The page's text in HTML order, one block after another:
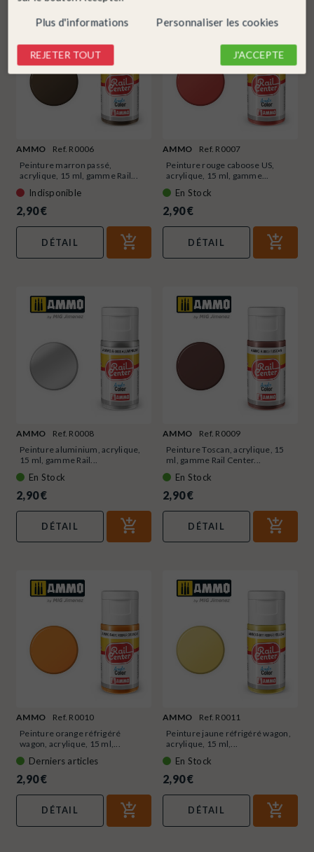
AMMO
Ref. R0006
Peinture marron passé,
acrylique, 15 ml, gamme Rail...
Indisponible
2,90 €
DÉTAIL
AMMO
Ref. R0007
Peinture rouge caboose US,
acrylique, 15 ml, gamme...
En Stock
2,90 €
DÉTAIL
AMMO
Ref. R0008
Peinture aluminium, acrylique,
15 ml, gamme Rail...
En Stock
2,90 €
DÉTAIL
AMMO
Ref. R0009
Peinture Toscan, acrylique, 15
ml, gamme Rail Center...
En Stock
2,90 €
DÉTAIL
AMMO
Ref. R0010
Peinture orange réfrigéré
wagon, acrylique, 15 ml,...
Derniers articles
2,90 €
DÉTAIL
AMMO
Ref. R0011
Peinture jaune réfrigéré wagon,
acrylique, 15 ml,...
En Stock
2,90 €
DÉTAIL
Plus d'informations Personnaliser les cookies
REJETER TOUT J'ACCEPTE